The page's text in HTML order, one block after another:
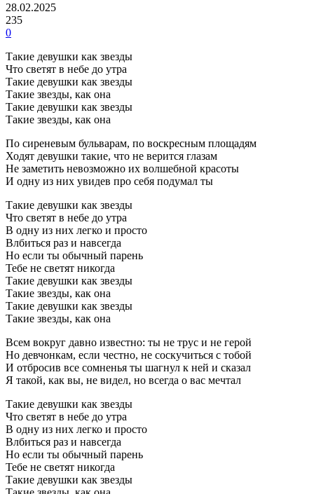
28.02.2025
235
0
Такие девушки как звезды
Что светят в небе до утра
Такие девушки как звезды
Такие звезды, как она
Такие девушки как звезды
Такие звезды, как она
По сиреневым бульварам, по воскресным площадям
Ходят девушки такие, что не верится глазам
Не заметить невозможно их волшебной красоты
И одну из них увидев про себя подумал ты
Такие девушки как звезды
Что светят в небе до утра
В одну из них легко и просто
Влбиться раз и навсегда
Но если ты обычный парень
Тебе не светят никогда
Такие девушки как звезды
Такие звезды, как она
Такие девушки как звезды
Такие звезды, как она
Всем вокруг давно известно: ты не трус и не герой
Но девчонкам, если честно, не соскучиться с тобой
И отбросив все сомненья ты шагнул к ней и сказал
Я такой, как вы, не видел, но всегда о вас мечтал
Такие девушки как звезды
Что светят в небе до утра
В одну из них легко и просто
Влбиться раз и навсегда
Но если ты обычный парень
Тебе не светят никогда
Такие девушки как звезды